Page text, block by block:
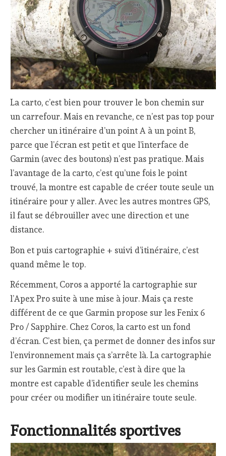
La carto, c’est bien pour trouver le bon chemin sur
un carrefour. Mais en revanche, ce n’est pas top pour
chercher un itinéraire d’un point A à un point B,
parce que l’écran est petit et que l’interface de
Garmin (avec des boutons) n’est pas pratique. Mais
l’avantage de la carto, c’est qu’une fois le point
trouvé, la montre est capable de créer toute seule un
itinéraire pour y aller. Avec les autres montres GPS,
il faut se débrouiller avec une direction et une
distance.
Bon et puis cartographie + suivi d’itinéraire, c’est
quand même le top.
Récemment, Coros a apporté la cartographie sur
l’Apex Pro suite à une mise à jour. Mais ça reste
différent de ce que Garmin propose sur les Fenix 6
Pro / Sapphire. Chez Coros, la carto est un fond
d’écran. C’est bien, ça permet de donner des infos sur
l’environnement mais ça s’arrête là. La cartographie
sur les Garmin est routable, c’est à dire que la
montre est capable d’identifier seule les chemins
pour créer ou modifier un itinéraire toute seule.
Fonctionnalités sportives